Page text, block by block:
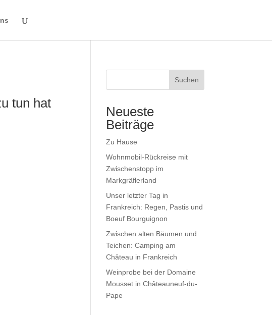
tun hat
Suchen
Neueste
Beiträge
Zu Hause
Wohnmobil-Rückreise mit
Zwischenstopp im
Markgräflerland
Unser letzter Tag in
Frankreich: Regen, Pastis und
Boeuf Bourguignon
Zwischen alten Bäumen und
Teichen: Camping am
Château in Frankreich
Weinprobe bei der Domaine
Mousset in Châteauneuf-du-
Pape